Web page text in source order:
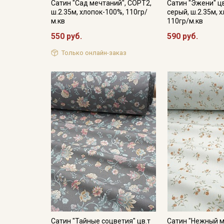
Сатин "Сад мечтаний", СОРТ2,
ш.2.35м, хлопок-100%, 110гр/
м.кв
550 руб.
Только онлайн-заказ
Сатин "Эжени"
серый, ш.2.35м,
110гр/м.кв
590 руб.
Сатин "Тайные соцветия" цв.т
Сатин "Нежный